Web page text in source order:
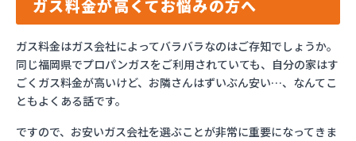
ガス料金が高くてお悩みの方へ
ガス料金はガス会社によってバラバラなのはご存知でしょうか。
同じ福岡県でプロパンガスをご利用されていても、自分の家はす
ごくガス料金が高いけど、お隣さんはずいぶん安い…、なんてこ
ともよくある話です。
ですので、お安いガス会社を選ぶことが非常に重要になってきま